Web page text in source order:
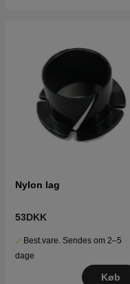
Nylon lag
53DKK
Best.vare. Sendes om 2–5
dage
Køb